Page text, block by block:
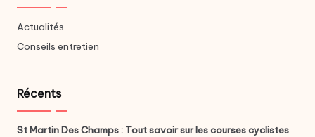
Actualités
Conseils entretien
Récents
St Martin Des Champs : Tout savoir sur les courses cyclistes